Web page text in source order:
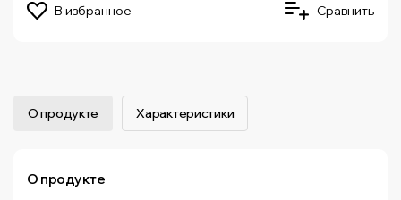
В избранное Сравнить
О продукте Характеристики
О продукте